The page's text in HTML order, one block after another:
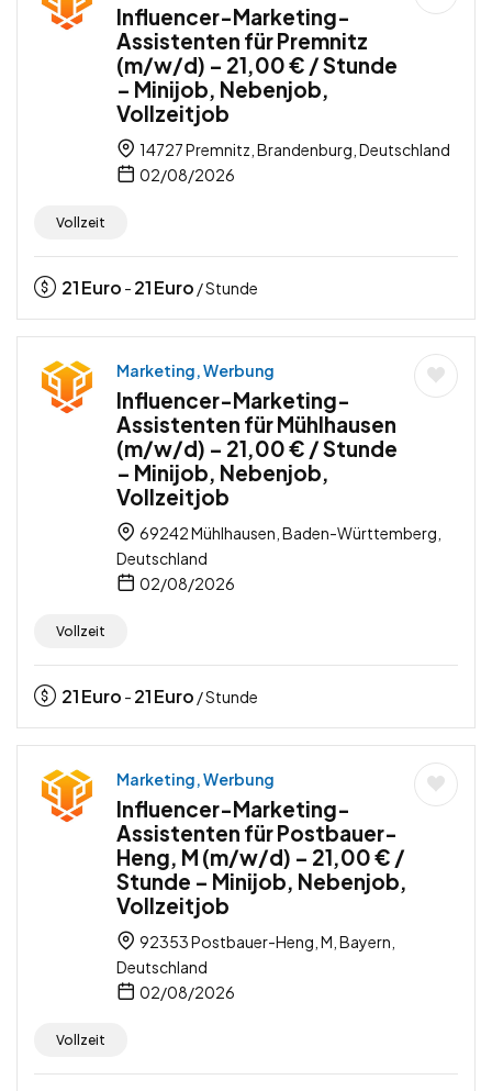
Influencer-Marketing-
Assistenten für Premnitz
(m/w/d) – 21,00 € / Stunde
– Minijob, Nebenjob,
Vollzeitjob
14727 Premnitz, Brandenburg, Deutschland
02/08/2026
Vollzeit
21Euro - 21Euro / Stunde
Marketing, Werbung
Influencer-Marketing-
Assistenten für Mühlhausen
(m/w/d) – 21,00 € / Stunde
– Minijob, Nebenjob,
Vollzeitjob
69242 Mühlhausen, Baden-Württemberg,
Deutschland
02/08/2026
Vollzeit
21Euro - 21Euro / Stunde
Marketing, Werbung
Influencer-Marketing-
Assistenten für Postbauer-
Heng, M (m/w/d) – 21,00 € /
Stunde – Minijob, Nebenjob,
Vollzeitjob
92353 Postbauer-Heng, M, Bayern,
Deutschland
02/08/2026
Vollzeit